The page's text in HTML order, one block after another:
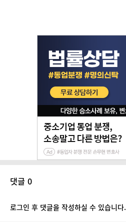
댓글 0
로그인 후 댓글을 작성하실 수 있습니다.